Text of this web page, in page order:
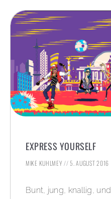
EXPRESS YOURSELF
MIKE KUHLMEY 5. AUGUST 2016
Bunt, jung, knallig, und